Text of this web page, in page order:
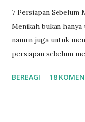
7 Persiapan Sebelum
Menikah bukan hanya
namun juga untuk
persiapan sebelum
BERBAGI 18